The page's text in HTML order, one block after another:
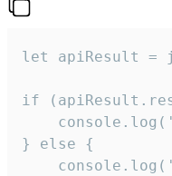
let apiResult =
if
} else {